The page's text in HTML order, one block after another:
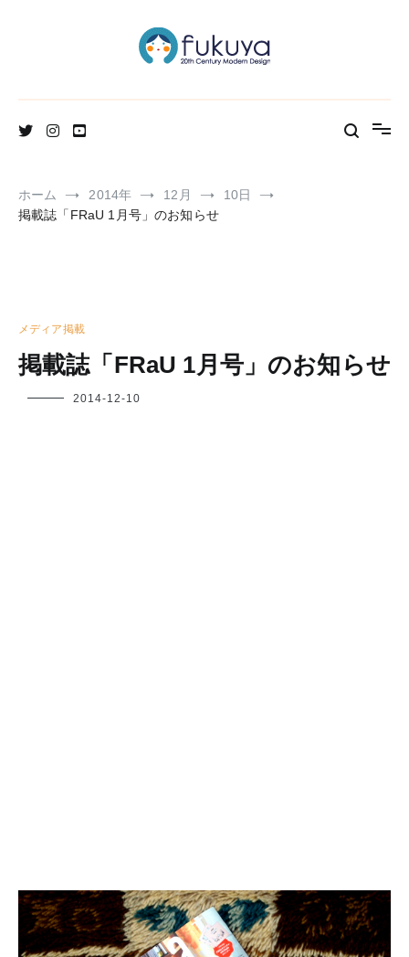
ホーム 2014年 12月
10日
掲載誌「FRaU 1月号」のお知らせ
メディア掲載
掲載誌「FRaU 1月号」のお知らせ
フ
2014-12-10